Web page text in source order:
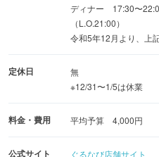
ディナー 17:30〜
（L.O.21:00）
令和5年12月より、上
定休日
無
※12/31〜1/5は休業
料金・費用 平均予算 4,000円
公式サイト ぐるなび店舗サイト